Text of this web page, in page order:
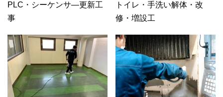
PLC・シーケンサ―更新工
事
トイレ・手洗い解体・改
修・増設工